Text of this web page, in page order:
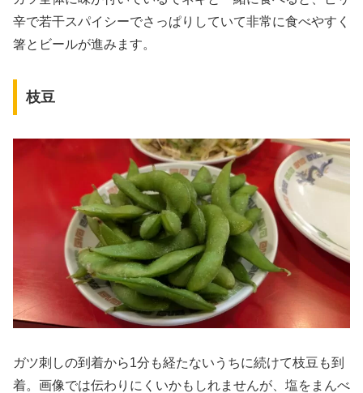
辛で若干スパイシーでさっぱりしていて非常に食べやすく
箸とビールが進みます。
枝豆
ガツ刺しの到着から1分も経たないうちに続けて枝豆も到
着。画像では伝わりにくいかもしれませんが、塩をまんべ